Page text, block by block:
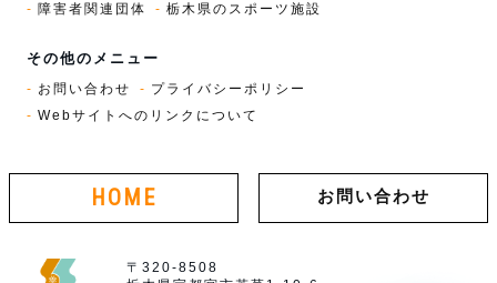
障害者関連団体
栃木県のスポーツ施設
その他のメニュー
お問い合わせ
プライバシーポリシー
Webサイトへのリンクについて
HOME お問い合わせ
〒320-8508